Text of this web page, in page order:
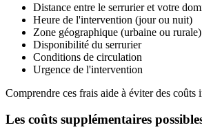
Distance entre le serrurier et votre
Heure de l'intervention (jour ou nuit)
Zone géographique (urbaine ou rurale)
Disponibilité du serrurier
Conditions de circulation
Urgence de l'intervention
Comprendre ces frais aide à éviter des
Les coûts supplémentaires